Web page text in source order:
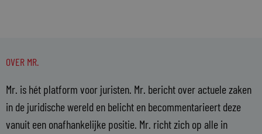
OVER MR.
Mr. is hét platform voor juristen. Mr. bericht over actuele zaken
in de juridische wereld en belicht en becommentarieert deze
vanuit een onafhankelijke positie. Mr. richt zich op alle in